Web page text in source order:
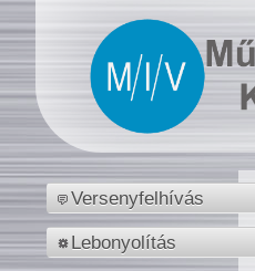
Versenyfelhívás
Lebonyolítás